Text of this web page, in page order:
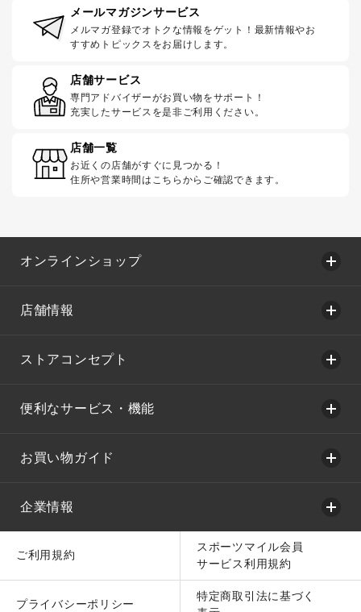
メールマガジンサービス
メルマガ登録でオトクな情報をゲット！最新情報やお
すすめトピックスをお届けします。
店舗サービス
専門アドバイザーがお買い物をサポート！
充実したサービスを是非ご利用ください。
店舗一覧
お近くの店舗がすぐに見つかる！
住所や営業時間はこちらからご確認できます。
オンラインショップ
店舗情報
ストアコンセプト
便利なサービス・機能
お買い物ガイド
企業情報
ご利用規約
スポーツマイル会員
サービス利用規約
プライバシーポリシー
特定商取引法に基づく